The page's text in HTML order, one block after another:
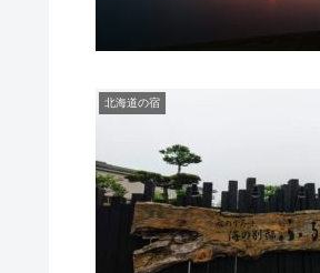
北海道の宿